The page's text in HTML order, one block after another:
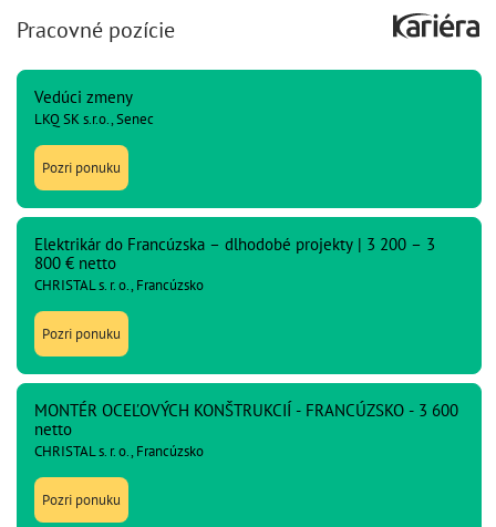
Pracovné pozície
Vedúci zmeny
LKQ SK s.r.o., Senec
Pozri ponuku
Elektrikár do Francúzska – dlhodobé projekty | 3 200 – 3
800 € netto
CHRISTAL s. r. o., Francúzsko
Pozri ponuku
MONTÉR OCEĽOVÝCH KONŠTRUKCIÍ - FRANCÚZSKO - 3 600
netto
CHRISTAL s. r. o., Francúzsko
Pozri ponuku